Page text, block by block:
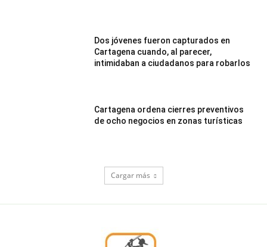
Dos jóvenes fueron capturados en
Cartagena cuando, al parecer,
intimidaban a ciudadanos para robarlos
Cartagena ordena cierres preventivos
de ocho negocios en zonas turísticas
Cargar más